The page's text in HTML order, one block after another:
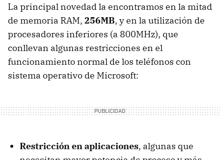
La principal novedad la encontramos en la mitad
de memoria RAM, 256MB, y en la utilización de
procesadores inferiores (a 800MHz), que
conllevan algunas restricciones en el
funcionamiento normal de los teléfonos con
sistema operativo de Microsoft:
Restricción en aplicaciones, algunas que